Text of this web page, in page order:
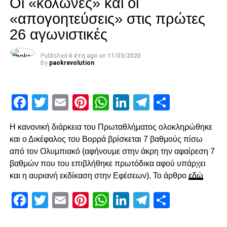
τον άξονα. Η πρώτη τελική στην επανάληψη ήρθε στο 54′,
με άστοχο σουτ του Σάστρε εκτός περιοχής, πριν στο 58′ ο
Ότο χάσει σπουδαία ευκαιρία με πλασέ από την μικρή
περιοχή.
Ο Κοτάρσκι «έσωσε» τον Καμαρά
Καμαρά, ο οποίος προσπάθησε να γυρίσει προς τα πίσω,
Κροάτης τον νίκησε. Η επόμενη αξιοσημείωτη φάση
καταγράφηκε στο 78’, με γύρισμα του Ζίβκοβιτς στην
καρδιά της περιοχής και επέμβαση του Τσάβες προ του
επερχόμενου Τισουντάλι.
ADVERTISEMENT
«απογοητεύσεις» στις πρώτες
26 αγωνιστικές
Published 6 έτη ago on 11/03/2020
By paokrevolution
Facebook
Twitter
EmailPinterest
WhatsApp
LinkedIn
Telegram
Η κανονική διάρκεια του Πρωταθλήματος ολοκληρώθηκε
και ο Δικέφαλος του Βορρά βρίσκεται 7 βαθμούς πίσω
από τον Ολυμπιακό (αφήνουμε στην άκρη την αφαίρεση 7
βαθμών που του επιβλήθηκε πρωτόδικα αφού υπάρχει
και η αυριανή εκδίκαση στην Εφέσεων). Το άρθρο εδώ
Facebook
Twitter
EmailPinterest
WhatsApp
LinkedIn
Telegram